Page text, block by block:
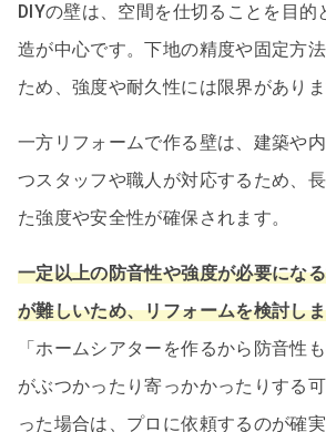
DIYの壁は、空間を仕切ることを目的
造が中心です。下地の精度や固定方
ため、強度や耐久性には限界がありま
一方リフォームで作る壁は、建築や
つスタッフや職人が対応するため、
た強度や安全性が確保されます。
一定以上の防音性や強度が必要にな
が難しいため、リフォームを検討し
「ホームシアターを作るから防音性
がぶつかったり寄っかかったりする
った場合は、プロに依頼するのが確実
優良なリフォーム会
最大4社
リフォーム会社紹介を